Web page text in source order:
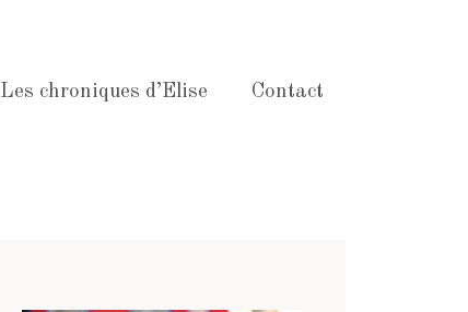
Les chroniques d’Elise Contact